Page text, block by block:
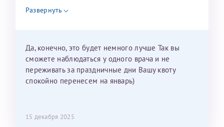
недель и 3 недели я должна находится в Питере.
Можно мне новый год провести в Калининграде и
Развернуть
Да, конечно, это будет немного лучше Так вы
сможете наблюдаться у одного врача и не
переживать за праздничные дни Вашу квоту
спокойно перенесем на январь)
15 декабря 2025